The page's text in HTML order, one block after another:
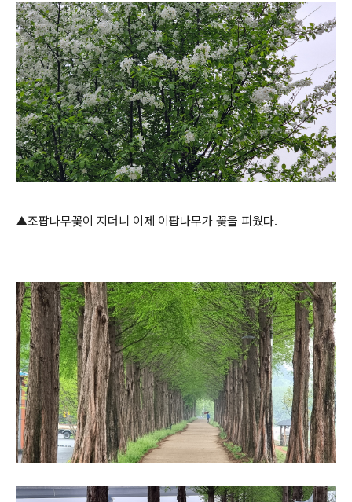
▲조팝나무꽃이 지더니 이제 이팝나무가 꽃을 피웠다.